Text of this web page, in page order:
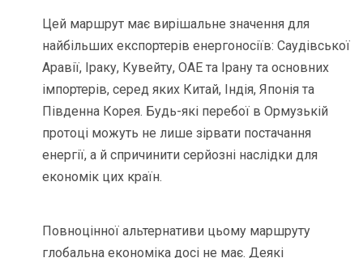
Цей маршрут має вирішальне значення для
найбільших експортерів енергоносіїв: Саудівської
Аравії, Іраку, Кувейту, ОАЕ та Ірану та основних
імпортерів, серед яких Китай, Індія, Японія та
Південна Корея. Будь-які перебої в Ормузькій
протоці можуть не лише зірвати постачання
енергії, а й спричинити серйозні наслідки для
економік цих країн.
Повноцінної альтернативи цьому маршруту
глобальна економіка досі не має. Деякі